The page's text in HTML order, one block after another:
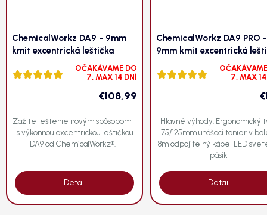
ChemicalWorkz DA9 - 9mm
kmit excentrická leštička
Priemerné
5,0
z 5
hviezdičiek.
OČAKÁVAME DO
7, MAX 14 DNÍ
€108,99
Detail
Zažite leštenie novým spôsobom -
s výkonnou excentrickou leštičkou
DA9 od ChemicalWorkz®.
ChemicalWorkz DA9 PRO -
9mm kmit excentrická
Priemerné
5,0
z 5
hviezdičiek.
7, MAX
Detail
Hlavné výhody: Ergonomický
75/125mm unášací tanier v
8m odpojitelný kábel LED
pásik